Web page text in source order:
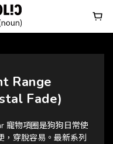
Range
Fade)
寵物項圈是狗狗日常使
，穿脫容易。最新系列